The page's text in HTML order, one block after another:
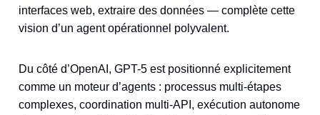
interfaces web, extraire des données — complète cette
vision d’un agent opérationnel polyvalent.
Du côté d’OpenAI, GPT-5 est positionné explicitement
comme un moteur d’agents : processus multi-étapes
complexes, coordination multi-API, exécution autonome